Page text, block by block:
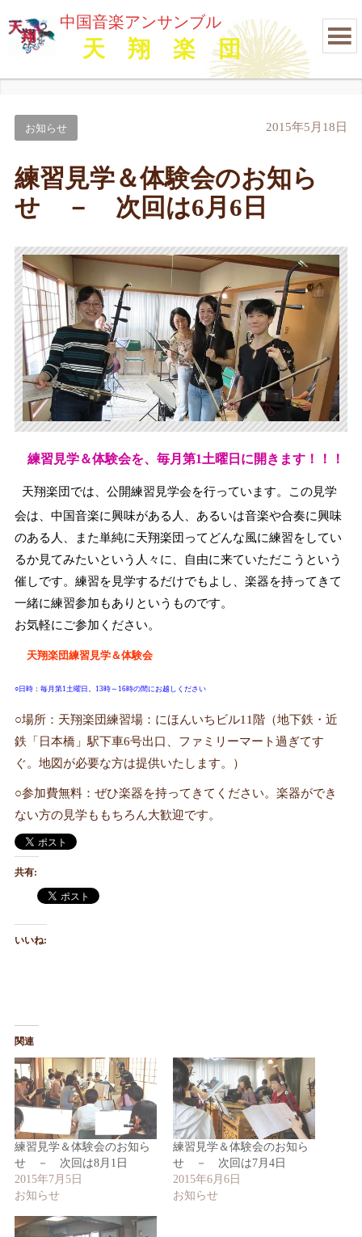
中国音楽アンサンブル
天 翔 楽 団
お知らせ 2015年5月18日
練習見学＆体験会のお知ら
せ － 次回は6月6日
練習見学＆体験会を、毎月第1土曜日に開きます！！！
天翔楽団では、公開練習見学会を行っています。この見学
会は、中国音楽に興味がある人、あるいは音楽や合奏に興味
のある人、また単純に天翔楽団ってどんな風に練習をしてい
るか見てみたいという人々に、自由に来ていただこうという
催しです。練習を見学するだけでもよし、楽器を持ってきて
一緒に練習参加もありというものです。
お気軽にご参加ください。
天翔楽団練習見学＆体験会
○日時：毎月第1土曜日。13時～16時の間にお越しください
○場所：天翔楽団練習場：にほんいちビル11階（地下鉄・近
鉄「日本橋」駅下車6号出口、ファミリーマート過ぎてす
ぐ。地図が必要な方は提供いたします。）
○参加費無料：ぜひ楽器を持ってきてください。楽器ができ
ない方の見学ももちろん大歓迎です。
共有:
いいね:
関連
練習見学＆体験会のお知ら
せ － 次回は8月1日
2015年7月5日
お知らせ
練習見学＆体験会のお知ら
せ － 次回は7月4日
2015年6月6日
お知らせ